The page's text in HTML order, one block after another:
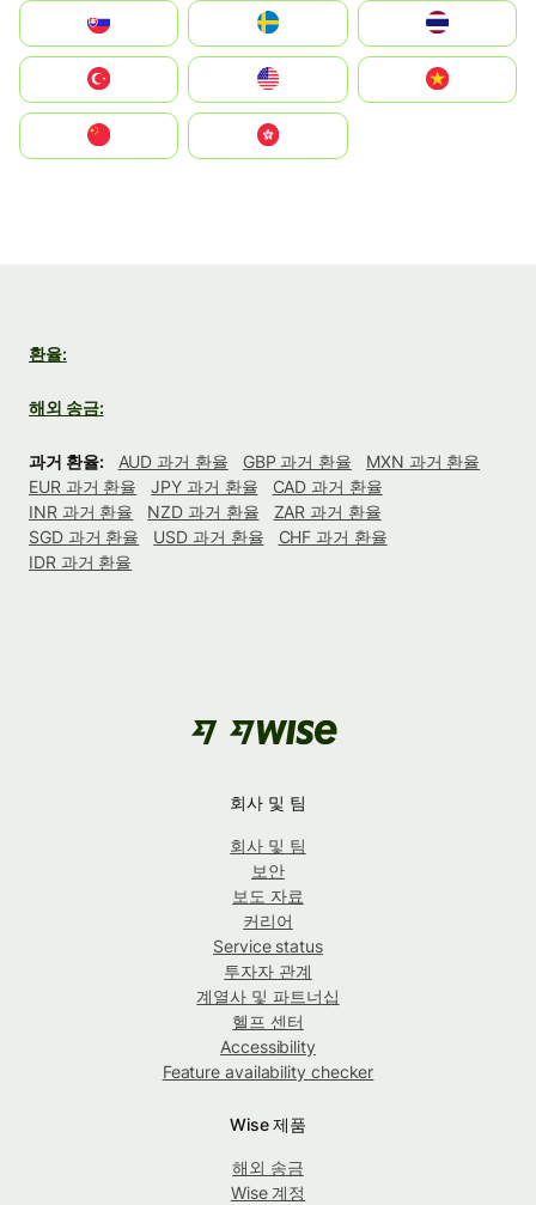
United States
中國香港特別行政區
환율:
해외 송금:
과거 환율: AUD 과거 환율 GBP 과거 환율
MXN 과거 환율
EUR 과거 환율
JPY 과거 환율
CAD 과거 환율
INR 과거 환율
NZD 과거 환율
ZAR 과거 환율
SGD 과거 환율
USD 과거 환율
CHF 과거 환율
IDR 과거 환율
회사 및 팀
회사 및 팀
보안
보도 자료
커리어
Service status
투자자 관계
계열사 및 파트너십
헬프 센터
Accessibility
Feature availability checker
Wise 제품
해외 송금
Wise 계정